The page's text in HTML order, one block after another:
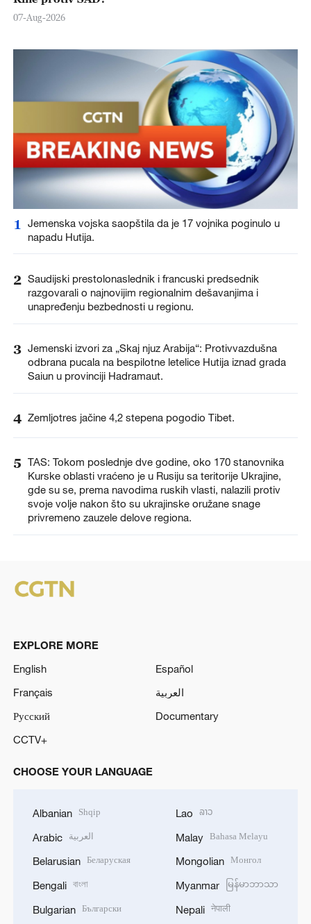
07-Aug-2026
1
Jemenska vojska saopštila da je 17 vojnika poginulo u
napadu Hutija.
2 Saudijski prestolonaslednik i francuski predsednik
razgovarali o najnovijim regionalnim dešavanjima i
unapređenju bezbednosti u regionu.
3 Jemenski izvori za „Skaj njuz Arabija“: Protivvazdušna
odbrana pucala na bespilotne letelice Hutija iznad grada
Saiun u provinciji Hadramaut.
4 Zemljotres jačine 4,2 stepena pogodio Tibet.
5 TAS: Tokom poslednje dve godine, oko 170 stanovnika
Kurske oblasti vraćeno je u Rusiju sa teritorije Ukrajine,
gde su se, prema navodima ruskih vlasti, nalazili protiv
svoje volje nakon što su ukrajinske oružane snage
privremeno zauzele delove regiona.
EXPLORE MORE
English
Español
Français
العربية
Русский
Documentary
CCTV+
CHOOSE YOUR LANGUAGE
Albanian Shqip
Arabic العربية
Belarusian Беларуская
Bengali বাংলা
Bulgarian Български
Lao ລາວ
Malay Bahasa Melayu
Mongolian Монгол
Myanmar မြန်မာဘာသာ
Nepali नेपाली